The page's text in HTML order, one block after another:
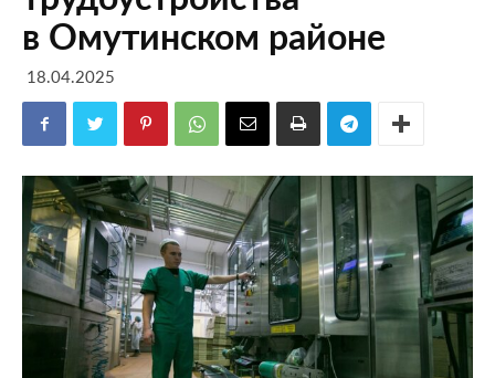
в Омутинском районе
18.04.2025